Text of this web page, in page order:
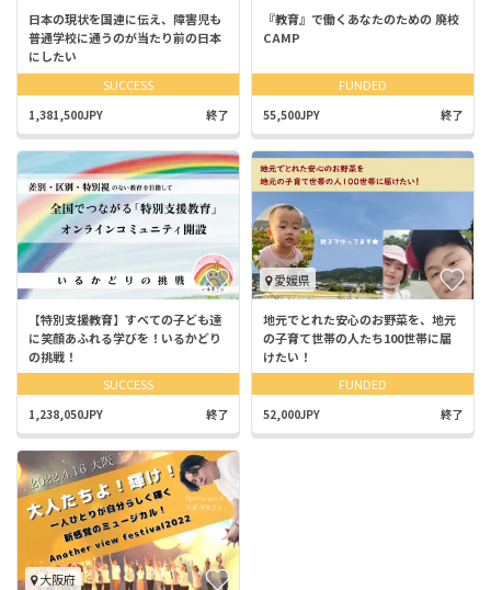
日本の現状を国連に伝え、障害児も
普通学校に通うのが当たり前の日本
にしたい
SUCCESS
1,381,500JPY 終了
『教育』で働くあなたのための 廃校
CAMP
FUNDED
55,500JPY 終了
【特別支援教育】すべての子ども達
に笑顔あふれる学びを！いるかどり
の挑戦！
SUCCESS
1,238,050JPY 終了
愛媛県
地元でとれた安心のお野菜を、地元
の子育て世帯の人たち100世帯に届
けたい！
FUNDED
52,000JPY 終了
大阪府